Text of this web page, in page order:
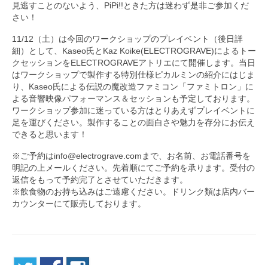
見逃すことのないよう、PiPi!!ときた方は迷わず是非ご参加くだ
さい！
11/12（土）は今回のワークショップのプレイベント（後日詳
細）として、Kaseo氏とKaz Koike(ELECTROGRAVE)によるトー
クセッションをELECTROGRAVEアトリエにて開催します。当日
はワークショップで製作する特別仕様ピカルミンの紹介にはじま
り、Kaseo氏による伝説の魔改造ファミコン「ファミトロン」に
よる音響映像パフォーマンス＆セッションも予定しております。
ワークショップ参加に迷っている方はとりあえずプレイベントに
足を運びください。製作することの面白さや魅力を存分にお伝え
できると思います！
※ご予約はinfo@electrograve.comまで、お名前、お電話番号を
明記の上メールください。先着順にてご予約を承ります。受付の
返信をもって予約完了とさせていただきます。
※飲食物のお持ち込みはご遠慮ください。ドリンク類は店内バー
カウンターにて販売しております。